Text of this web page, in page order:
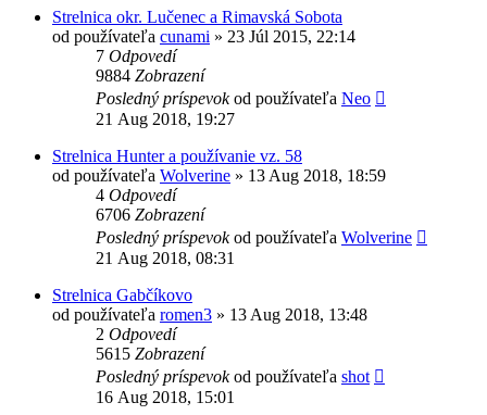
Strelnica okr. Lučenec a Rimavská Sobota
od používateľa cunami » 23 Júl 2015, 22:14
7 Odpovedí
9884 Zobrazení
Posledný príspevokod používateľa Neo
21 Aug 2018, 19:27
Strelnica Hunter a používanie vz. 58
od používateľa Wolverine » 13 Aug 2018, 18:59
4 Odpovedí
6706 Zobrazení
Posledný príspevokod používateľa Wolverine
21 Aug 2018, 08:31
Strelnica Gabčíkovo
od používateľa romen3 » 13 Aug 2018, 13:48
2 Odpovedí
5615 Zobrazení
Posledný príspevokod používateľa shot
16 Aug 2018, 15:01